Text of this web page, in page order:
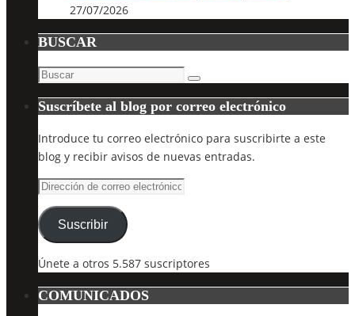
27/07/2026
BUSCAR
Buscar:
Buscar
Suscríbete al blog por correo electrónico
Introduce tu correo electrónico para suscribirte a este
blog y recibir avisos de nuevas entradas.
Dirección
de
correo
electrónico
Suscribir
Únete a otros 5.587 suscriptores
COMUNICADOS